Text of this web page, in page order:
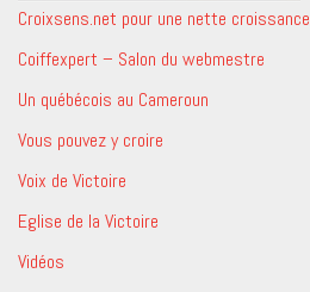
Croixsens.net pour une nette croissance
Coiffexpert – Salon du webmestre
Un québécois au Cameroun
Vous pouvez y croire
Voix de Victoire
Eglise de la Victoire
Vidéos